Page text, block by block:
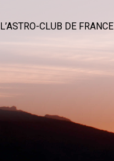
L’ASTRO-CLUB DE FRANCE